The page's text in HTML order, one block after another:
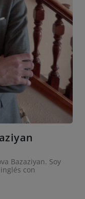
Bazaziyan. Soy
con